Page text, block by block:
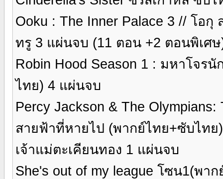
Ooku : The Inner Palace 3 // โอ
ทรู 3 แผ่นจบ (11 ตอน +2 ตอนพิเศ
Robin Hood Season 1 : มหาโจร
ไทย) 4 แผ่นจบ
Percy Jackson & The
สายฟ้าที่หายไป (พากย์ไทย+ซับไท
เจ้าแม่ตะเคียนทอง 1 แผ่นจบ
She's out of my league โซน1(พา